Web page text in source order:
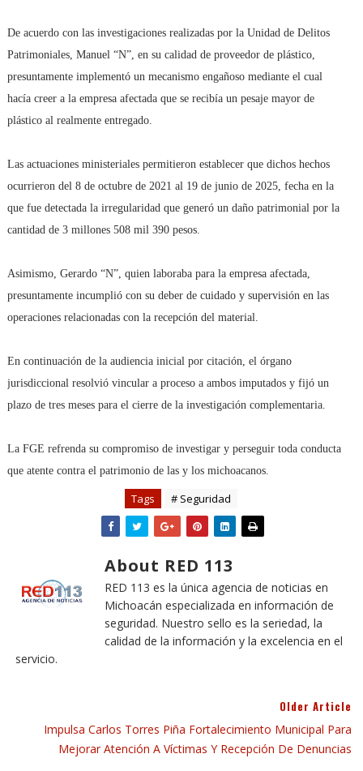
De acuerdo con las investigaciones realizadas por la Unidad de Delitos
Patrimoniales, Manuel “N”, en su calidad de proveedor de plástico,
presuntamente implementó un mecanismo engañoso mediante el cual
hacía creer a la empresa afectada que se recibía un pesaje mayor de
plástico al realmente entregado.
Las actuaciones ministeriales permitieron establecer que dichos hechos
ocurrieron del 8 de octubre de 2021 al 19 de junio de 2025, fecha en la
que fue detectada la irregularidad que generó un daño patrimonial por la
cantidad de 3 millones 508 mil 390 pesos.
Asimismo, Gerardo “N”, quien laboraba para la empresa afectada,
presuntamente incumplió con su deber de cuidado y supervisión en las
operaciones relacionadas con la recepción del material.
En continuación de la audiencia inicial por citación, el órgano
jurisdiccional resolvió vincular a proceso a ambos imputados y fijó un
plazo de tres meses para el cierre de la investigación complementaria.
La FGE refrenda su compromiso de investigar y perseguir toda conducta
que atente contra el patrimonio de las y los michoacanos.
Tags # Seguridad
About RED 113
RED 113 es la única agencia de noticias en
Michoacán especializada en información de
seguridad. Nuestro sello es la seriedad, la
calidad de la información y la excelencia en el
servicio.
Older Article
Impulsa Carlos Torres Piña Fortalecimiento Municipal Para
Mejorar Atención A Víctimas Y Recepción De Denuncias